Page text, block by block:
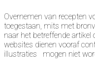
Overnemen van recepten
toegestaan, mits met
naar het betreffende
websites dienen vooraf
illustraties mogen niet